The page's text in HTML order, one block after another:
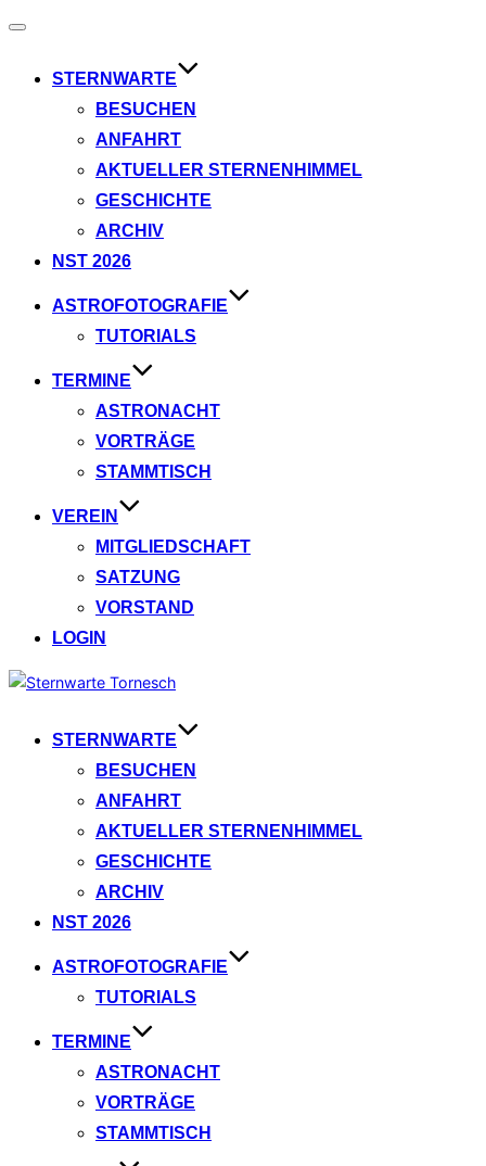
Navigation
STERNWARTE
BESUCHEN
ANFAHRT
AKTUELLER STERNENHIMMEL
GESCHICHTE
ARCHIV
NST 2026
ASTROFOTOGRAFIE
TUTORIALS
TERMINE
ASTRONACHT
VORTRÄGE
STAMMTISCH
VEREIN
MITGLIEDSCHAFT
SATZUNG
VORSTAND
LOGIN
Zum
springenSTERNWARTE
BESUCHEN
ANFAHRT
AKTUELLER STERNENHIMMEL
GESCHICHTE
ARCHIV
NST 2026
ASTROFOTOGRAFIE
TUTORIALS
TERMINE
ASTRONACHT
VORTRÄGE
STAMMTISCH